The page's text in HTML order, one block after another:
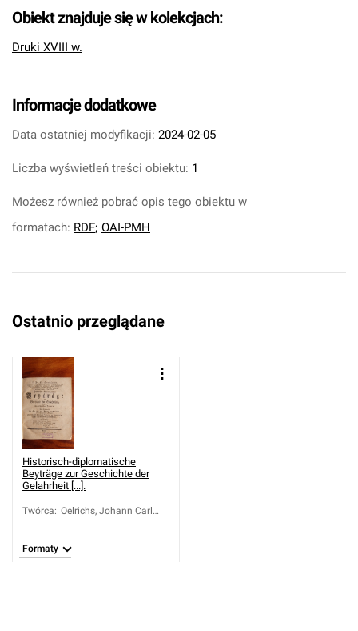
Obiekt znajduje się w kolekcjach:
Druki XVIII w.
Informacje dodatkowe
Data ostatniej modyfikacji: 2024-02-05
Liczba wyświetleń treści obiektu: 1
Możesz również pobrać opis tego obiektu w
formatach: RDF; OAI-PMH
Ostatnio przeglądane
Historisch-diplomatische
Beyträge zur Geschichte der
Gelahrheit [...].
Twórca: Oelrichs, Johann Carl
Formaty